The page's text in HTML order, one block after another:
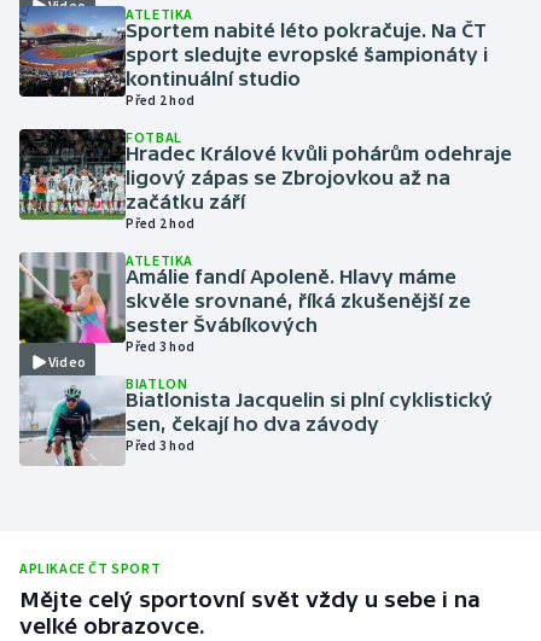
Krasobruslení
Lezení
Lyže a snowboard
Moderní pětiboj
Motorsport
Olympijské hry
Parasport
Plavání
Rychlobruslení
Video ATLETIKA
Sportem nabité léto pokračuje. Na ČT
sport sledujte evropské šampionáty i
kontinuální studio
Před 2 hod
FOTBAL
Hradec Králové kvůli pohárům odehraje
ligový zápas se Zbrojovkou až na
začátku září
Před 2 hod
Video
ATLETIKA
Amálie fandí Apoleně. Hlavy máme
skvěle srovnané, říká zkušenější ze
sester Švábíkových
Před 3 hod
BIATLON
Biatlonista Jacquelin si plní cyklistický
sen, čekají ho dva závody
Před 3 hod
APLIKACE ČT SPORT
Mějte celý sportovní svět vždy u sebe i na
velké obrazovce.